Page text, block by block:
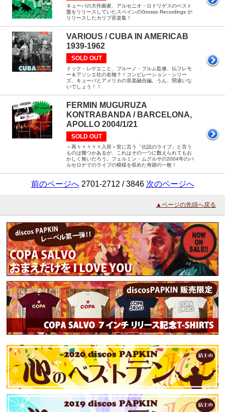
キューバの大作曲家、アルセニオ・ロドリゲスのベスト
盤をリリースしていたスペインのGrosso Recordings が
リリースしたカリブ音楽集！
VARIOUS / CUBA IN AMERICAB
1939-1962
SOLD OUT
ドック・レゲエこと、ブルーノ・ブルム監修、仏フレモ
ー＆アソシエ社の名物？！コンピレーション・シリー
ズ、キューバとアメリカの音楽融合編。うん、間違いな
いでしょう！！
FERMIN MUGURUZA
KONTRABANDA / BARCELONA,
APOLLO 2004/1/21
SOLD OUT
＜再々々々々々入荷＞世に言う「伝説のライブ」と言う
ものは幾つかあるが、これはその一つに数えられてもお
かしく無いだろう。フェルミン・ムグルサの2004年のバ
ルセロナでのライブの模様を収めた奇跡の一枚！
前のページへ2701-2712 / 3846 次のページへ
▲ページの先頭へ戻る